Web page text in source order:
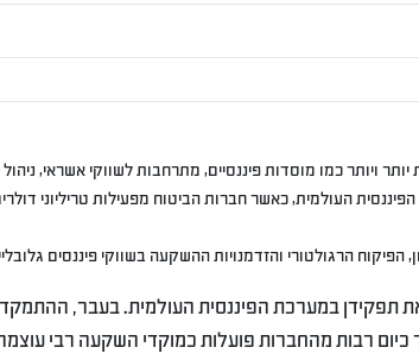
ויותר כמו מוסדות פיננסיים, מתרחבות לשווקי אשראי,
הפיננסית העולמית, כאשר חברות הביטוח מפעילות טריליוני
הרגולטורי והזדמנויות ההשקעה בשווקי פיננסים
תפקידן במערכת הפיננסית העולמית. בעבר,
כיום רבות מהחברות פועלות כמוקדי השקעה רבי